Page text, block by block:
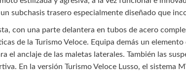
subchasis trasero especialmente diseñado que
con una parte delantera en tubos de acero
de la Turismo Veloce. Equipa demás un
el anclaje de las maletas laterales. También las
En la versión Turismo Veloce Lusso, el sistema